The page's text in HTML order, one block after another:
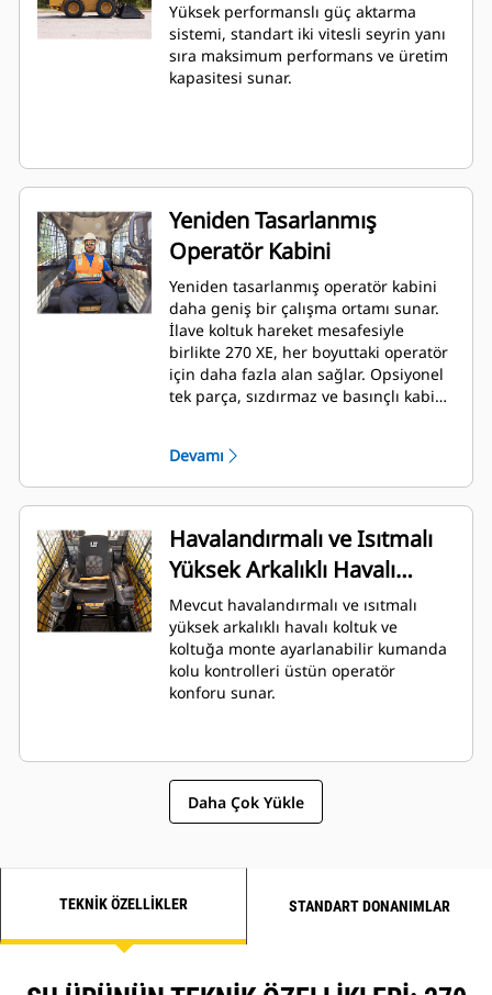
Yüksek performanslı güç aktarma
sistemi, standart iki vitesli seyrin yanı
sıra maksimum performans ve üretim
kapasitesi sunar.
Yeniden Tasarlanmış
Operatör Kabini
Yeniden tasarlanmış operatör kabini
daha geniş bir çalışma ortamı sunar.
İlave koltuk hareket mesafesiyle
birlikte 270 XE, her boyuttaki operatör
için daha fazla alan sağlar. Opsiyonel
tek parça, sızdırmaz ve basınçlı kabin,
aracılığıyla mükemmel hava dağıtımı
sağlayarak temiz ve sessiz bir çalışma
alanı sunar.
Devamı
Havalandırmalı ve Isıtmalı
Yüksek Arkalıklı Havalı
Koltuk
Mevcut havalandırmalı ve ısıtmalı
yüksek arkalıklı havalı koltuk ve
koltuğa monte ayarlanabilir kumanda
kolu kontrolleri üstün operatör
konforu sunar.
Daha Çok Yükle
TEKNIK ÖZELLIKLER STANDART DONANIMLAR